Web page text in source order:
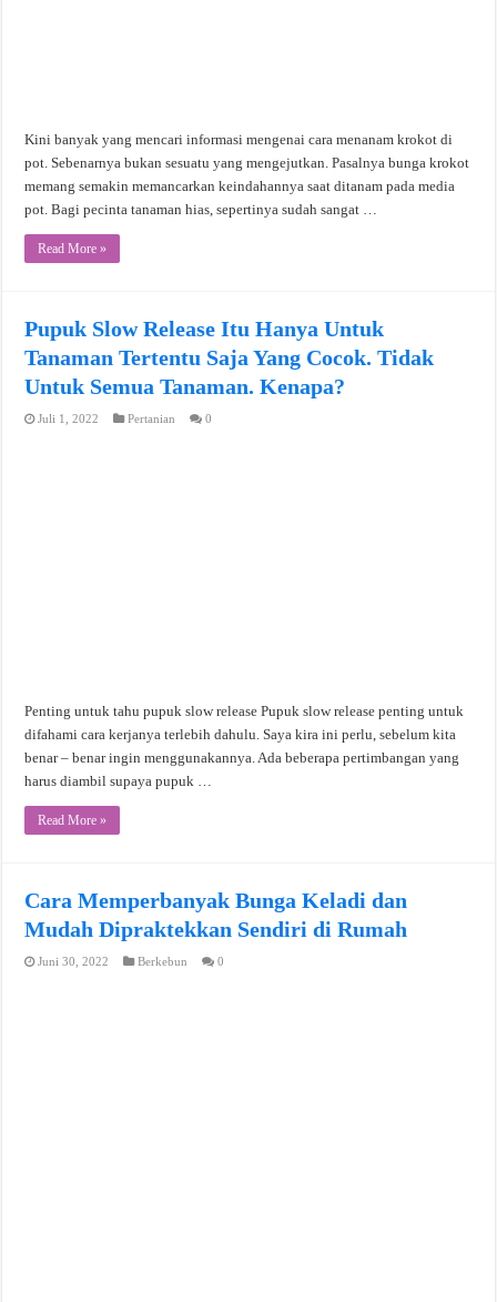
Kini banyak yang mencari informasi mengenai cara menanam krokot di
pot. Sebenarnya bukan sesuatu yang mengejutkan. Pasalnya bunga krokot
memang semakin memancarkan keindahannya saat ditanam pada media
pot. Bagi pecinta tanaman hias, sepertinya sudah sangat …
Read More »
Pupuk Slow Release Itu Hanya Untuk
Tanaman Tertentu Saja Yang Cocok. Tidak
Untuk Semua Tanaman. Kenapa?
Juli 1, 2022 Pertanian 0
Penting untuk tahu pupuk slow release Pupuk slow release penting untuk
difahami cara kerjanya terlebih dahulu. Saya kira ini perlu, sebelum kita
benar – benar ingin menggunakannya. Ada beberapa pertimbangan yang
harus diambil supaya pupuk …
Read More »
Cara Memperbanyak Bunga Keladi dan
Mudah Dipraktekkan Sendiri di Rumah
Juni 30, 2022 Berkebun 0